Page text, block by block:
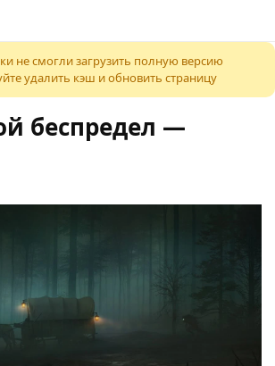
не смогли загрузить полную версию
удалить кэш и обновить страницу
беспредел —